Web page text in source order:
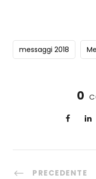
messaggi 2018
0
PRECEDENTE